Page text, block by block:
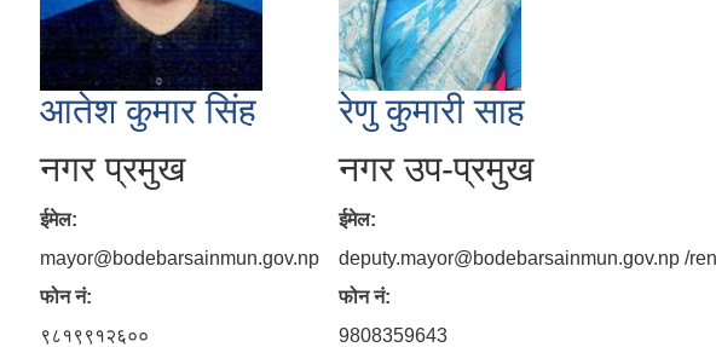
आतेश कुमार सिंह
नगर प्रमुख
ईमेल:
mayor@bodebarsainmun.gov.np
फोन नं:
९८१९९१२६००
रेणु कुमारी साह
नगर उप-प्रमुख
ईमेल:
deputy.mayor@bodebarsainmun.gov.np /
फोन नं:
9808359643